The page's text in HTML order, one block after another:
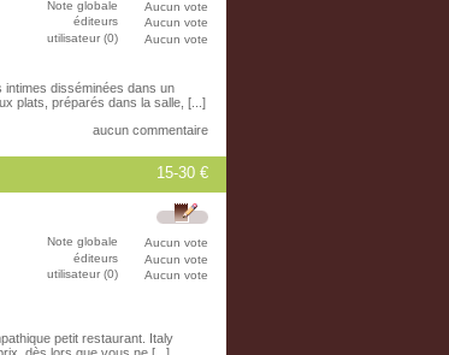
Note globale
Aucun vote
éditeurs
Aucun vote
utilisateur (0)
Aucun vote
intimes disséminées dans un
plats, préparés dans la salle, [...]
aucun commentaire
15-30 €
Note globale
Aucun vote
éditeurs
Aucun vote
utilisateur (0)
Aucun vote
petit restaurant. Italy